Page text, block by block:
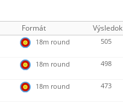
Formát Výsledok
18m round 505
18m round 498
18m round 473